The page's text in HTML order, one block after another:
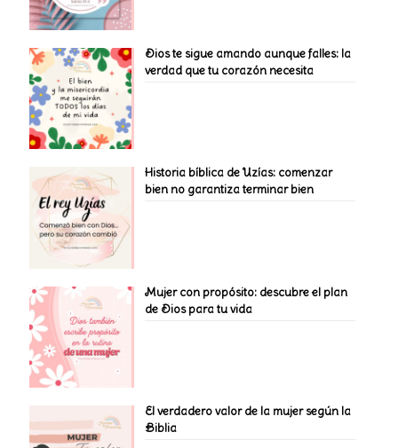
Dios te sigue amando aunque falles: la
verdad que tu corazón necesita
Historia bíblica de Uzías: comenzar
bien no garantiza terminar bien
Mujer con propósito: descubre el plan
de Dios para tu vida
El verdadero valor de la mujer según la
Biblia